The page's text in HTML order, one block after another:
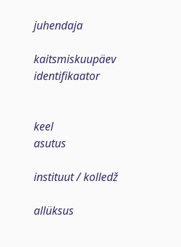
juhendaja
kaitsmiskuupäev
identifikaator
keel
asutus
instituut / kolledž
allüksus